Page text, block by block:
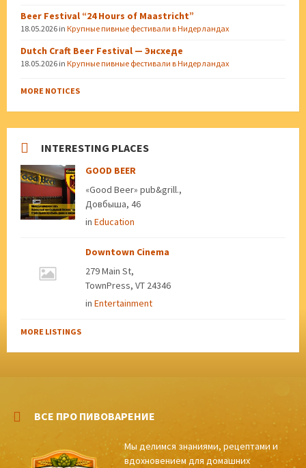
Beer Festival “24 Hours of Maastricht”
18.05.2026 in Крупные пивные фестивали в Нидерландах
Dutch Craft Beer Festival — Энсхеде
18.05.2026 in Крупные пивные фестивали в Нидерландах
MORE NOTICES
INTERESTING PLACES
GOOD BEER
«Good Beer» pub&grill.,
Довбыша, 46
in Education
Downtown Cinema
279 Main St,
TownPress, VT 24346
in Entertainment
MORE LISTINGS
ВСЕ ПРО ПИВОВАРЕНИЕ
Мы делимся знаниями, рецептами и
вдохновением для домашних